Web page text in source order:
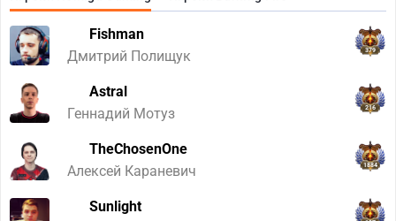
Fishman
Дмитрий Полищук
379
Astral
Геннадий Мотуз
216
TheChosenOne
Алексей Караневич
1884
Sunlight